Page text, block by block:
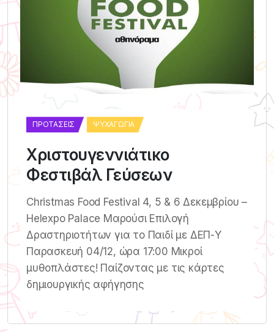
ΠΡΟΤΆΣΕΙΣ ΨΥΧΑΓΩΓΊΑ
Χριστουγεννιάτικο
Φεστιβάλ Γεύσεων
Christmas Food Festival 4, 5 & 6 Δεκεμβρίου –
Helexpo Palace Μαρούσι Επιλογή
Δραστηριοτήτων για το Παιδί με ΔΕΠ-Υ
Παρασκευή 04/12, ώρα 17:00 Μικροί
μυθοπλάστες! Παίζοντας με τις κάρτες
δημιουργικής αφήγησης